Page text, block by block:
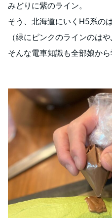
みどりに紫のライン。
そう、北海道にいくH5系のは
（緑にピンクのラインのは
そんな電車知識も全部娘から